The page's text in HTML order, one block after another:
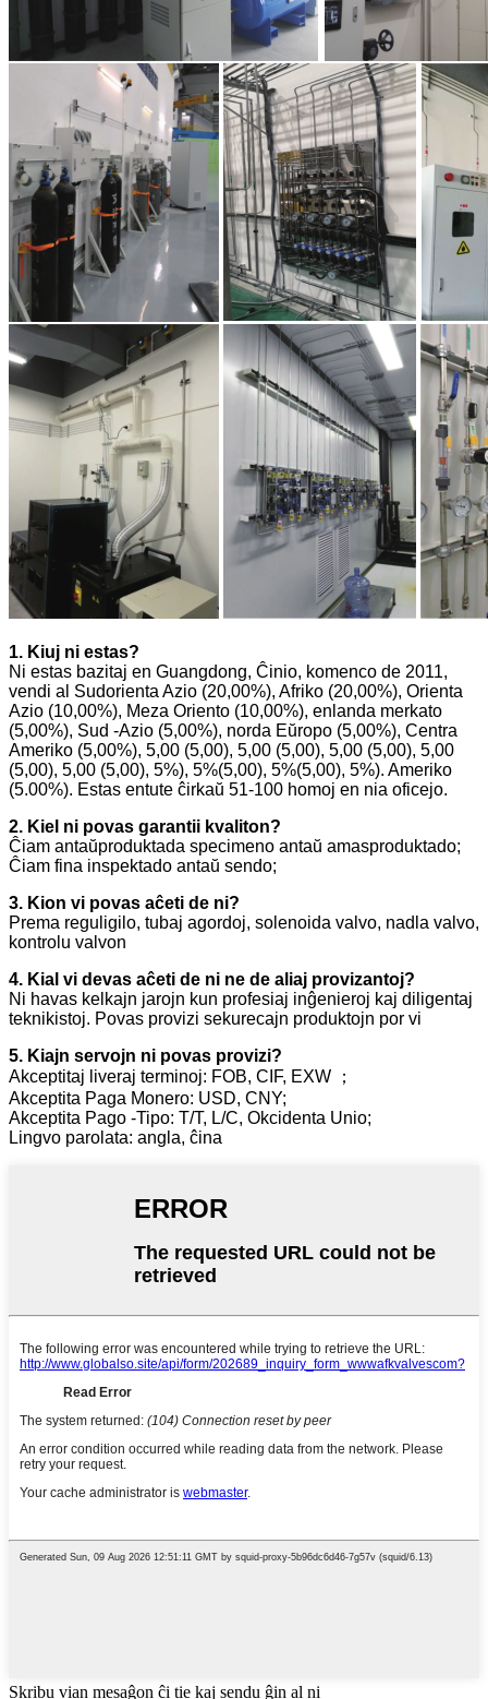
1. Kiuj ni estas?
Ni estas bazitaj en Guangdong, Ĉinio, komenco de 2011,
vendi al Sudorienta Azio (20,00%), Afriko (20,00%), Orienta
Azio (10,00%), Meza Oriento (10,00%), enlanda merkato
(5,00%), Sud -Azio (5,00%), norda Eŭropo (5,00%), Centra
Ameriko (5,00%), 5,00 (5,00), 5,00 (5,00), 5,00 (5,00), 5,00
(5,00), 5,00 (5,00), 5%), 5%(5,00), 5%(5,00), 5%). Ameriko
(5.00%). Estas entute ĉirkaŭ 51-100 homoj en nia oficejo.
2. Kiel ni povas garantii kvaliton?
Ĉiam antaŭproduktada specimeno antaŭ amasproduktado;
Ĉiam fina inspektado antaŭ sendo;
3. Kion vi povas aĉeti de ni?
Prema reguligilo, tubaj agordoj, solenoida valvo, nadla valvo,
kontrolu valvon
4. Kial vi devas aĉeti de ni ne de aliaj provizantoj?
Ni havas kelkajn jarojn kun profesiaj inĝenieroj kaj diligentaj
teknikistoj. Povas provizi sekurecajn produktojn por vi
5. Kiajn servojn ni povas provizi?
Akceptitaj liveraj terminoj: FOB, CIF, EXW ；
Akceptita Paga Monero: USD, CNY;
Akceptita Pago -Tipo: T/T, L/C, Okcidenta Unio;
Lingvo parolata: angla, ĉina
Skribu vian mesaĝon ĉi tie kaj sendu ĝin al ni